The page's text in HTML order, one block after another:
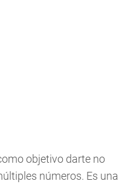
objetivo darte no
números. Es una